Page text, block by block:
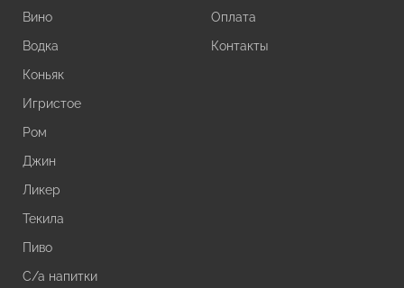
Вино
Водка
Коньяк
Игристое
Ром
Джин
Ликер
Текила
Пиво
С/а напитки
Оплата
Контакты